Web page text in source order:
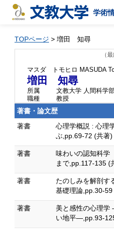
学術
TOPページ > 増田 知尋
（
マスダ トモヒロ MASUDA
増田 知尋
所属
文教大学 人間科学
職種
教授
著書・論文歴
著書
心理学概説 : 心理
ぶ,pp.69-72 (共著
著書
味わいの認知科
まで,pp.117-135 (
著書
たのしみを解剖
基礎理論,pp.30-
著書
美と感性の心理学
い地平―,pp.93-